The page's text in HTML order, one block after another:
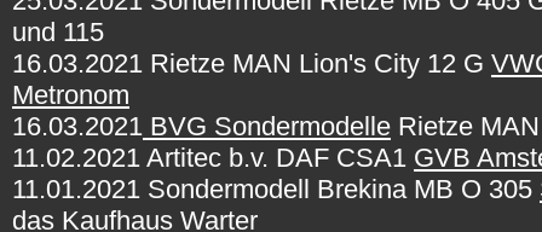
und 115
16.03.2021 Rietze MAN Lion's City 12 G
Metronom
16.03.2021 BVG Sondermodelle Rietze
11.02.2021 Artitec b.v. DAF CSA1 GVB
11.01.2021 Sondermodell Brekina MB O 305
das Kaufhaus Warter